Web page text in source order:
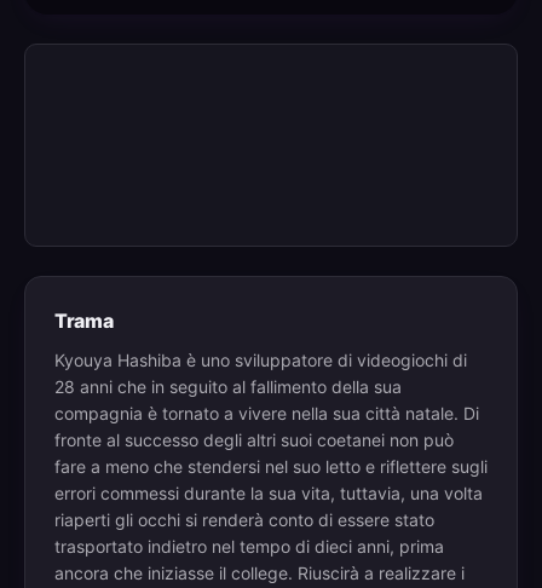
Trama
Kyouya Hashiba è uno sviluppatore di videogiochi di
28 anni che in seguito al fallimento della sua
compagnia è tornato a vivere nella sua città natale. Di
fronte al successo degli altri suoi coetanei non può
fare a meno che stendersi nel suo letto e riflettere sugli
errori commessi durante la sua vita, tuttavia, una volta
riaperti gli occhi si renderà conto di essere stato
trasportato indietro nel tempo di dieci anni, prima
ancora che iniziasse il college. Riuscirà a realizzare i